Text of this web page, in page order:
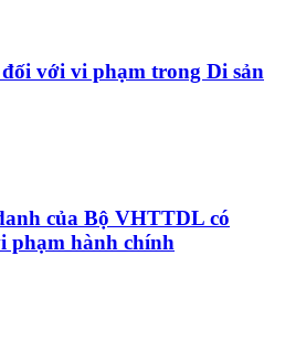
với vi phạm trong Di sản
của Bộ VHTTDL có
phạm hành chính